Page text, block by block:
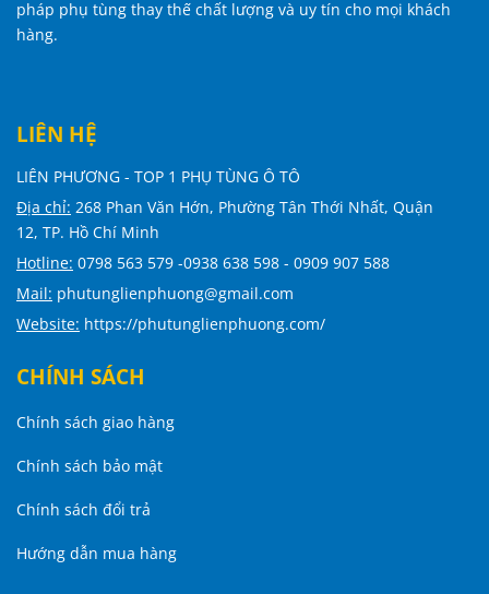
pháp phụ tùng thay thế chất lượng và uy tín cho mọi khách
hàng.
LIÊN HỆ
LIÊN PHƯƠNG - TOP 1 PHỤ TÙNG Ô TÔ
Địa chỉ: 268 Phan Văn Hớn, Phường Tân Thới Nhất, Quận
12, TP. Hồ Chí Minh
Hotline: 0798 563 579 -0938 638 598 - 0909 907 588
Mail: phutunglienphuong@gmail.com
Website: https://phutunglienphuong.com/
CHÍNH SÁCH
Chính sách giao hàng
Chính sách bảo mật
Chính sách đổi trả
Hướng dẫn mua hàng